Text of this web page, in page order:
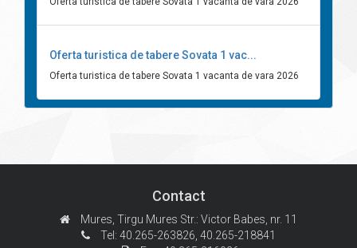
Oferta turistica de tabere Sovata 1 vac...
Oferta turistica de tabere Sovata 1 vacanta de vara 2026
Contact
Mures, Tirgu Mures Str.: Victor Babes, nr. 11
Tel: 40.265-263826, 40.265-218841